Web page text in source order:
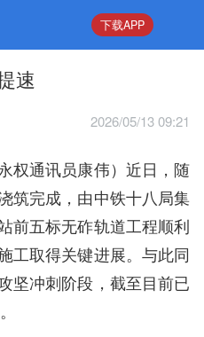
下载APP
速
2026/05/13 09:21
权通讯员康伟）近日，随
筑完成，由中铁十八局集
前五标无砟轨道工程顺利
工取得关键进展。与此同
坚冲刺阶段，截至目前已